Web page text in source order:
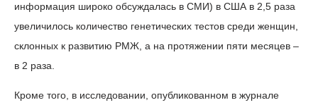
информация широко обсуждалась в СМИ) в США в 2,5 раза
увеличилось количество генетических тестов среди женщин,
склонных к развитию РМЖ, а на протяжении пяти месяцев –
в 2 раза.
Кроме того, в исследовании, опубликованном в журнале